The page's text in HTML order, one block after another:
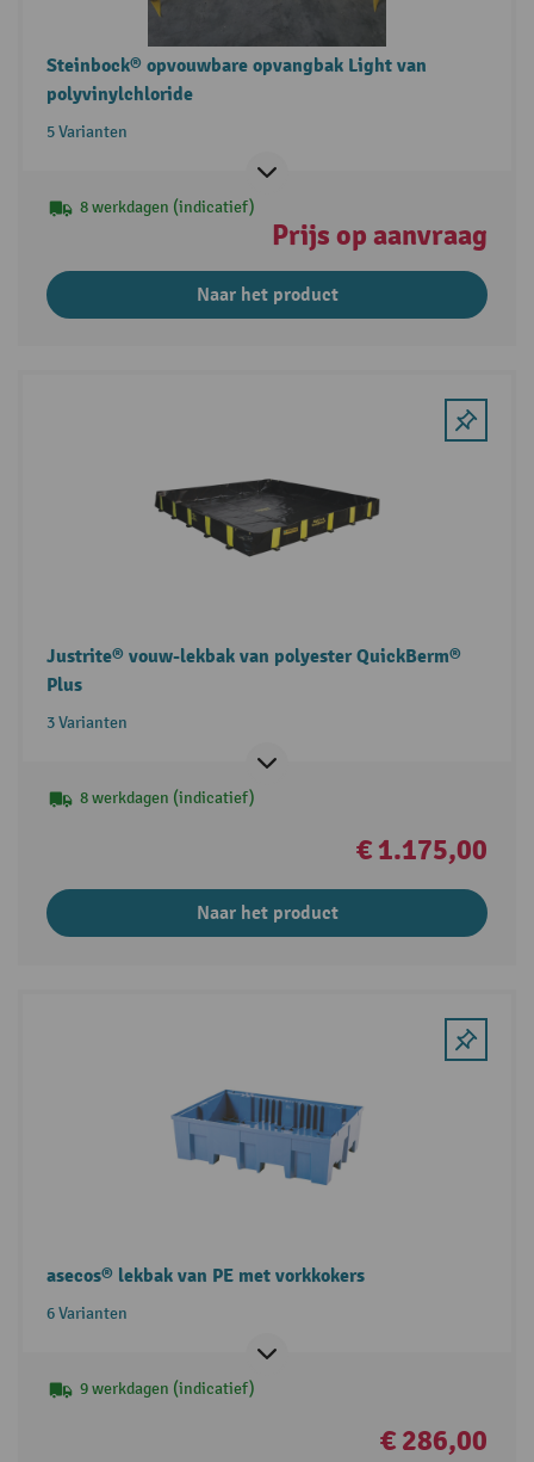
Steinbock® opvouwbare opvangbak Light van
polyvinylchloride
5 Varianten
8 werkdagen (indicatief)
Prijs op aanvraag
Naar het product
Justrite® vouw-lekbak van polyester QuickBerm®
Plus
3 Varianten
8 werkdagen (indicatief)
€ 1.175,00
Naar het product
asecos® lekbak van PE met vorkkokers
6 Varianten
9 werkdagen (indicatief)
€ 286,00